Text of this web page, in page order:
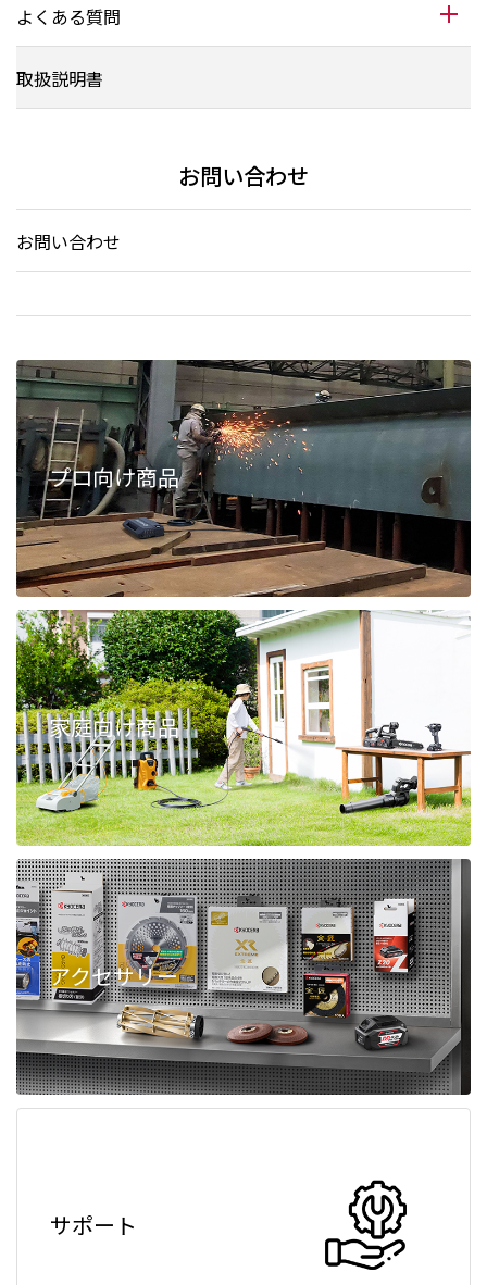
よくある質問
取扱説明書
お問い合わせ
お問い合わせ
プロ向け商品
家庭向け商品
アクセサリー
サポート